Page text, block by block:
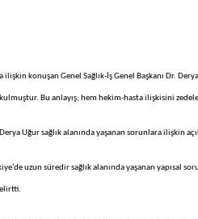
ilişkin konuşan Genel Sağlık-İş Genel Başkanı Dr.
Bu anlayış; hem hekim-hasta ilişkisini
Derya Uğur sağlık alanında yaşanan sorunlara ilişkin
uzun süredir sağlık alanında yaşanan yapısal